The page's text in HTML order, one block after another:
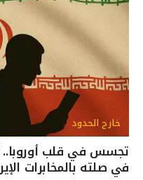
خارج الحدود
تجسس في قلب أوروبا..
في صلته بالمخابرات